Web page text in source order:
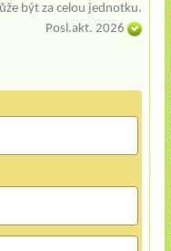
být za celou jednotku.
Posl.akt. 2026